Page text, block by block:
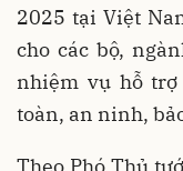
2025 tại Việt
cho các bộ,
nhiệm vụ hỗ trợ
toàn, an ninh,
Theo Phó Thủ